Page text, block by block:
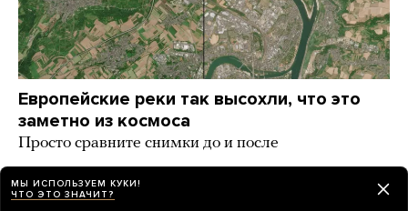
Европейские реки так высохли, что это
заметно из космоса
Просто сравните снимки до и после
МЫ ИСПОЛЬЗУЕМ КУКИ!
ЧТО ЭТО ЗНАЧИТ?